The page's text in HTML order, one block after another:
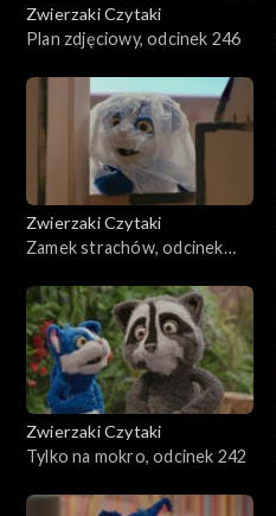
Zwierzaki Czytaki
Plan zdjęciowy, odcinek 246
Zwierzaki Czytaki
Zamek strachów, odcinek
Zwierzaki Czytaki
Tylko na mokro, odcinek 242